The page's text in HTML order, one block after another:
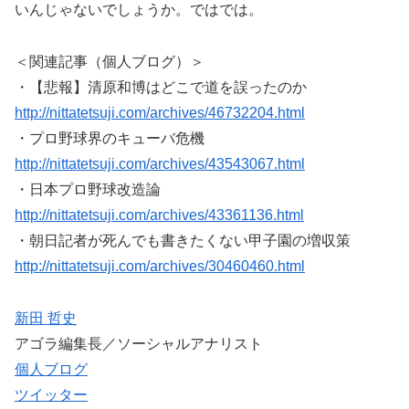
いんじゃないでしょうか。ではでは。
＜関連記事（個人ブログ）＞
・【悲報】清原和博はどこで道を誤ったのか
http://nittatetsuji.com/archives/46732204.html
・プロ野球界のキューバ危機
http://nittatetsuji.com/archives/43543067.html
・日本プロ野球改造論
http://nittatetsuji.com/archives/43361136.html
・朝日記者が死んでも書きたくない甲子園の増収策
http://nittatetsuji.com/archives/30460460.html
新田 哲史
アゴラ編集長／ソーシャルアナリスト
個人ブログ
ツイッター